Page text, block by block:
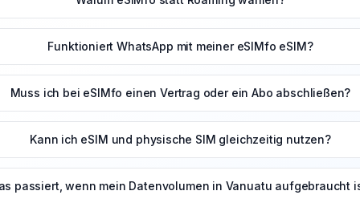
Funktioniert WhatsApp mit meiner eSIMfo eSIM?
Muss ich bei eSIMfo einen Vertrag oder ein Abo abschließen?
Kann ich eSIM und physische SIM gleichzeitig nutzen?
passiert, wenn mein Datenvolumen in Vanuatu aufgebraucht